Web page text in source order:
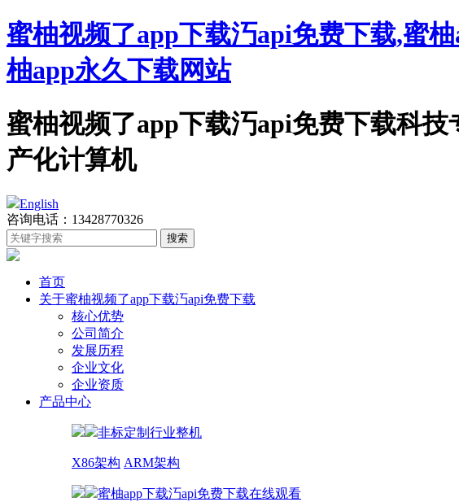
蜜柚视频了app下载汅api免费下载,蜜
柚app永久下载网站
蜜柚视频了app下载汅api免费下载科技专注
产化计算机
English
咨询电话：13428770326
首页
关于蜜柚视频了app下载汅api免费下载
核心优势
公司简介
发展历程
企业文化
企业资质
产品中心
非标定制行业整机
X86架构 ARM架构
蜜柚app下载汅api免费下载在线观看